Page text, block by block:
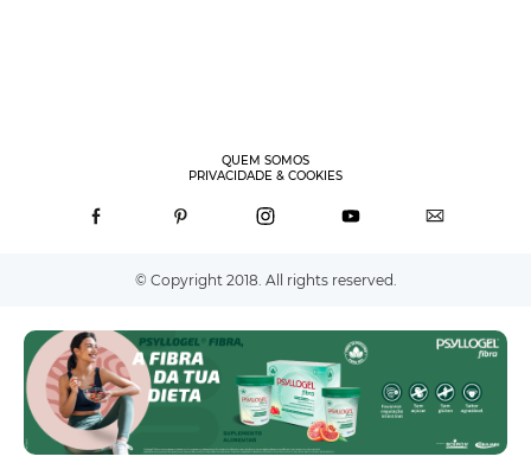
QUEM SOMOS
PRIVACIDADE & COOKIES
© Copyright 2018. All rights reserved.